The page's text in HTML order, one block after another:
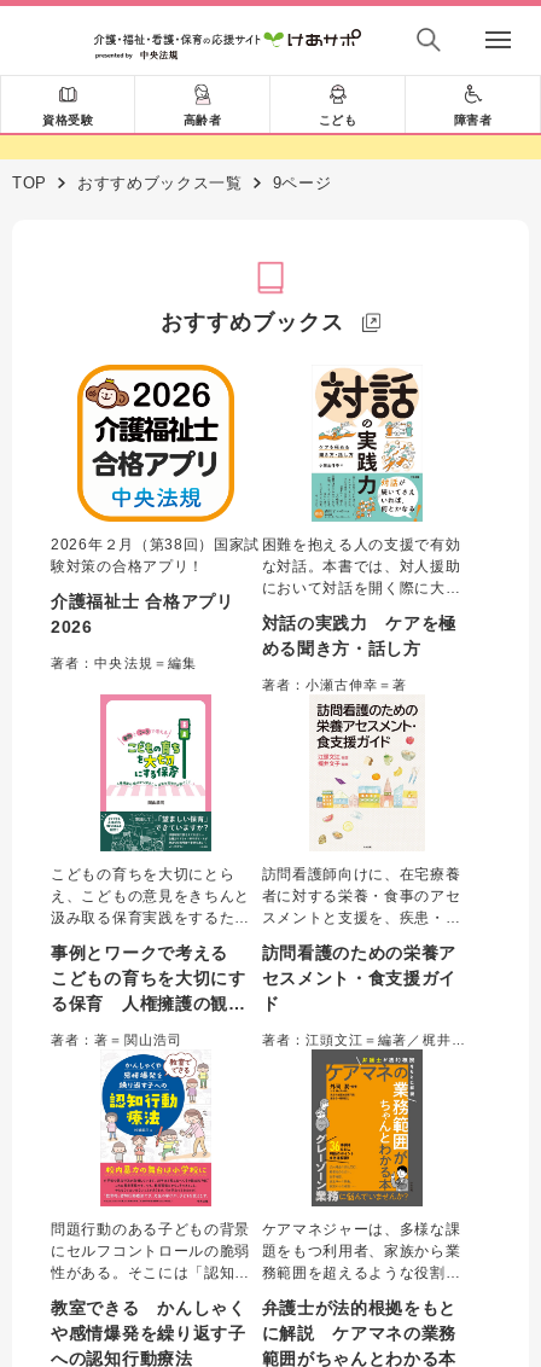
資格受験 高齢者 こども 障害者
TOP おすすめブックス一覧 9ページ
おすすめブックス
2026年２月（第38回）国家試
験対策の合格アプリ！
介護福祉士 合格アプリ
2026
著者：中央法規＝編集
困難を抱える人の支援で有効
な対話。本書では、対人援助
において対話を開く際に大切
つの型」に集約し、事例をも
ちいて超実践的に解説した。
トや注意点など、支援現場で
安全に対話を重ねていくため
のエッセンスが満載。
対話の実践力 ケアを極
める聞き方・話し方
著者：小瀬古伸幸＝著
こどもの育ちを大切にとら
え、こどもの意見をきちんと
汲み取る保育実践をするため
すく整理。保育現場で役立つ
各種ガイドラインを保育場面
の事例を通して理解できるよ
り組みを具体的に学べる。
事例とワークで考える
こどもの育ちを大切にす
る保育 人権擁護の観点
する園づくり
著者：著＝関山浩司
訪問看護師向けに、在宅療養
者に対する栄養・食事のアセ
スメントと支援を、疾患・症
た。栄養の基礎知識から、支
援の基本、現場で出会いがち
なエピソード、具体的な方
護師だけでなく看護教育のテ
キストとしても活用できる。
訪問看護のための栄養ア
セスメント・食支援ガイ
ド
問題行動のある子どもの背景
にセルフコントロールの脆弱
性がある。そこには「認知の
ては行動を是正し、認知の歪
みを修正し、適切な行動の定
着を図る認知行動療法のスキ
教室できる かんしゃく
や感情爆発を繰り返す子
への認知行動療法
ケアマネジャーは、多様な課
題をもつ利用者、家族から業
務範囲を超えるような役割を
では、ケアマネジャーが実務
のなかで判断に迷ういわゆる
グレーゾーン業務を取り上
弁護士が法的根拠をもと
に解説 ケアマネの業務
範囲がちゃんとわかる本